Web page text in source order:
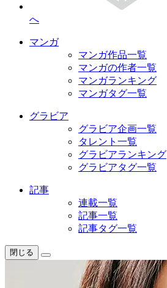
へ
マンガ
マンガ作品一覧
マンガの作者一覧
マンガランキング
マンガタグ一覧
グラビア
グラビア企画一覧
タレント一覧
グラビアランキング
グラビアタグ一覧
記事
連載一覧
記事一覧
記事タグ一覧
閉じる